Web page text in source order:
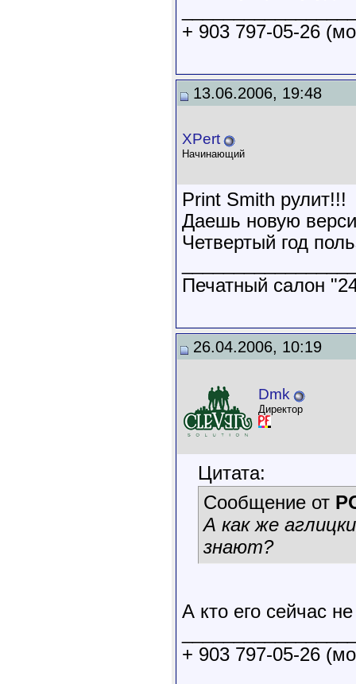
+ 903 797-05-26
13.06.2006, 19:48
XPert
Начинающий
Print Smith рулит!!!
Даешь новую
Четвертый год
Печатный салон
26.04.2006, 10:19
Dmk
Директор
Цитата:
Сообщение от
А как же
знают?
А кто его сейчас
+ 903 797-05-26